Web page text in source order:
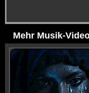
Mehr Musik-